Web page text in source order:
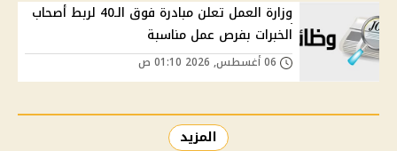
وزارة العمل تعلن مبادرة فوق الـ40 لربط أصحاب
الخبرات بفرص عمل مناسبة
المزيد